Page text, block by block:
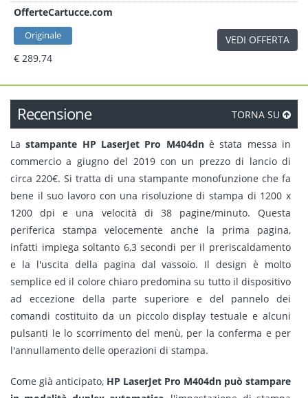
OfferteCartucce.com
Originale
€ 289.74
VEDI OFFERTA
Recensione TORNA SU
Lastampante HP LaserJet Pro M404dnè stata messa in
commercio a giugno del 2019 con un prezzo di lancio di
circa 220€. Si tratta di una stampante monofunzione che fa
bene il suo lavoro con una risoluzione di stampa di 1200 x
1200 dpi e una velocità di 38 pagine/minuto. Questa
periferica stampa velocemente anche la prima pagina,
infatti impiega soltanto 6,3 secondi per il preriscaldamento
e la l'uscita della pagina dal vassoio. Il design è molto
semplice ed il colore chiaro predomina su tutto il dispositivo
ad eccezione della parte superiore e del pannelo dei
comandi costituito da un piccolo display testuale e alcuni
pulsanti le lo scorrimento del menù, per la conferma e per
l'annullamento delle operazioni di stampa.
Come già anticipato, HP LaserJet Pro M404dn può stampare